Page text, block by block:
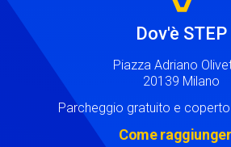
Dov'è STEP
Piazza Adriano
20139 Milano
Parcheggio gratuito e
Come